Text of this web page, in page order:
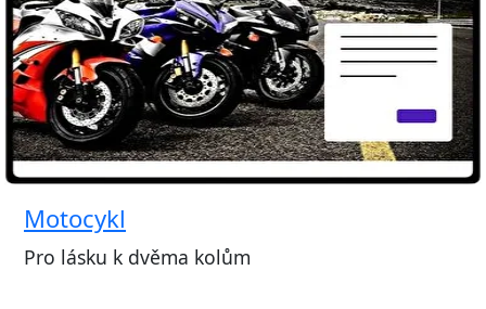
Motocykl
Pro lásku k dvěma kolům